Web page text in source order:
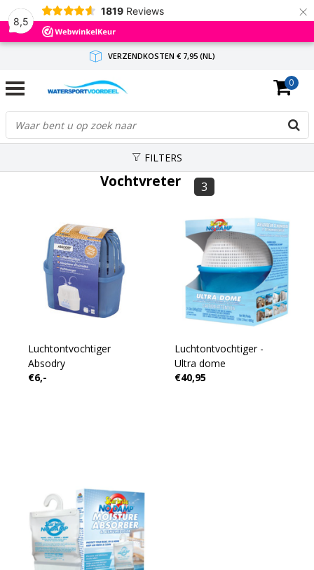
8,5
1819 Reviews ×
VERZENDKOSTEN € 7,95 (NL)
GRATIS VERZENDING(NL) VANAF € 65,-
BINNEN 1-3 WERKDAGEN ANTWOORD
0
FILTERS
Vochtvreter 3
Luchtontvochtiger
Absodry
€6,-
Luchtontvochtiger -
Ultra dome
€40,95